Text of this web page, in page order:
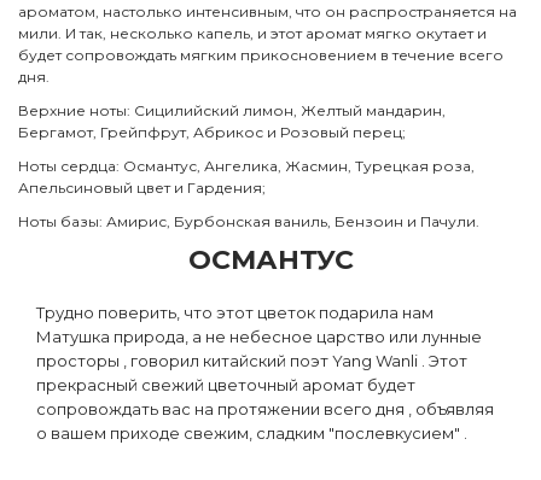
ароматом, настолько интенсивным, что он распространяется на
мили. И так, несколько капель, и этот аромат мягко окутает и
будет сопровождать мягким прикосновением в течение всего
дня.
Верхние ноты: Сицилийский лимон, Желтый мандарин,
Бергамот, Грейпфрут, Абрикос и Розовый перец;
Ноты сердца: Османтус, Ангелика, Жасмин, Турецкая роза,
Апельсиновый цвет и Гардения;
Ноты базы: Амирис, Бурбонская ваниль, Бензоин и Пачули.
ОСМАНТУС
Трудно поверить, что этот цветок подарила нам
Матушка природа, а не небесное царство или лунные
просторы , говорил китайский поэт Yang Wanli . Этот
прекрасный свежий цветочный аромат будет
сопровождать вас на протяжении всего дня , объявляя
о вашем приходе свежим, сладким "послевкусием" .